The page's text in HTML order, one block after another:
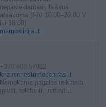
nepasiekiamas į laiškus
atsakoma (I-IV 10.00–20.00 V
iki 18.00)
mamoslinija.lt
+370 603 57912
krizinionestumocentras.lt
Nemokama pagalba teikiama
gyvai, telefonu, internetu.